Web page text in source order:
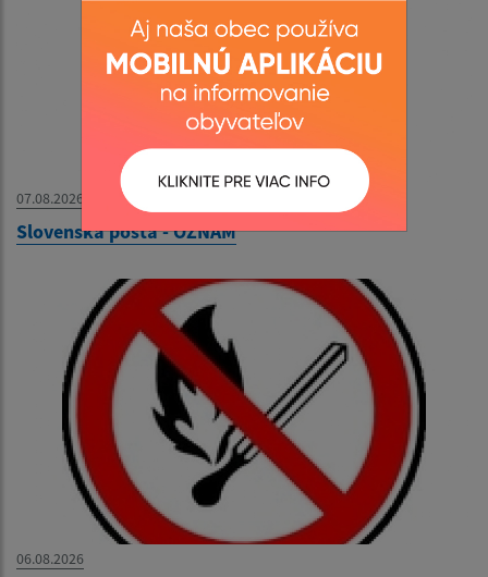
07.08.2026
Slovenská pošta - OZNAM
06.08.2026